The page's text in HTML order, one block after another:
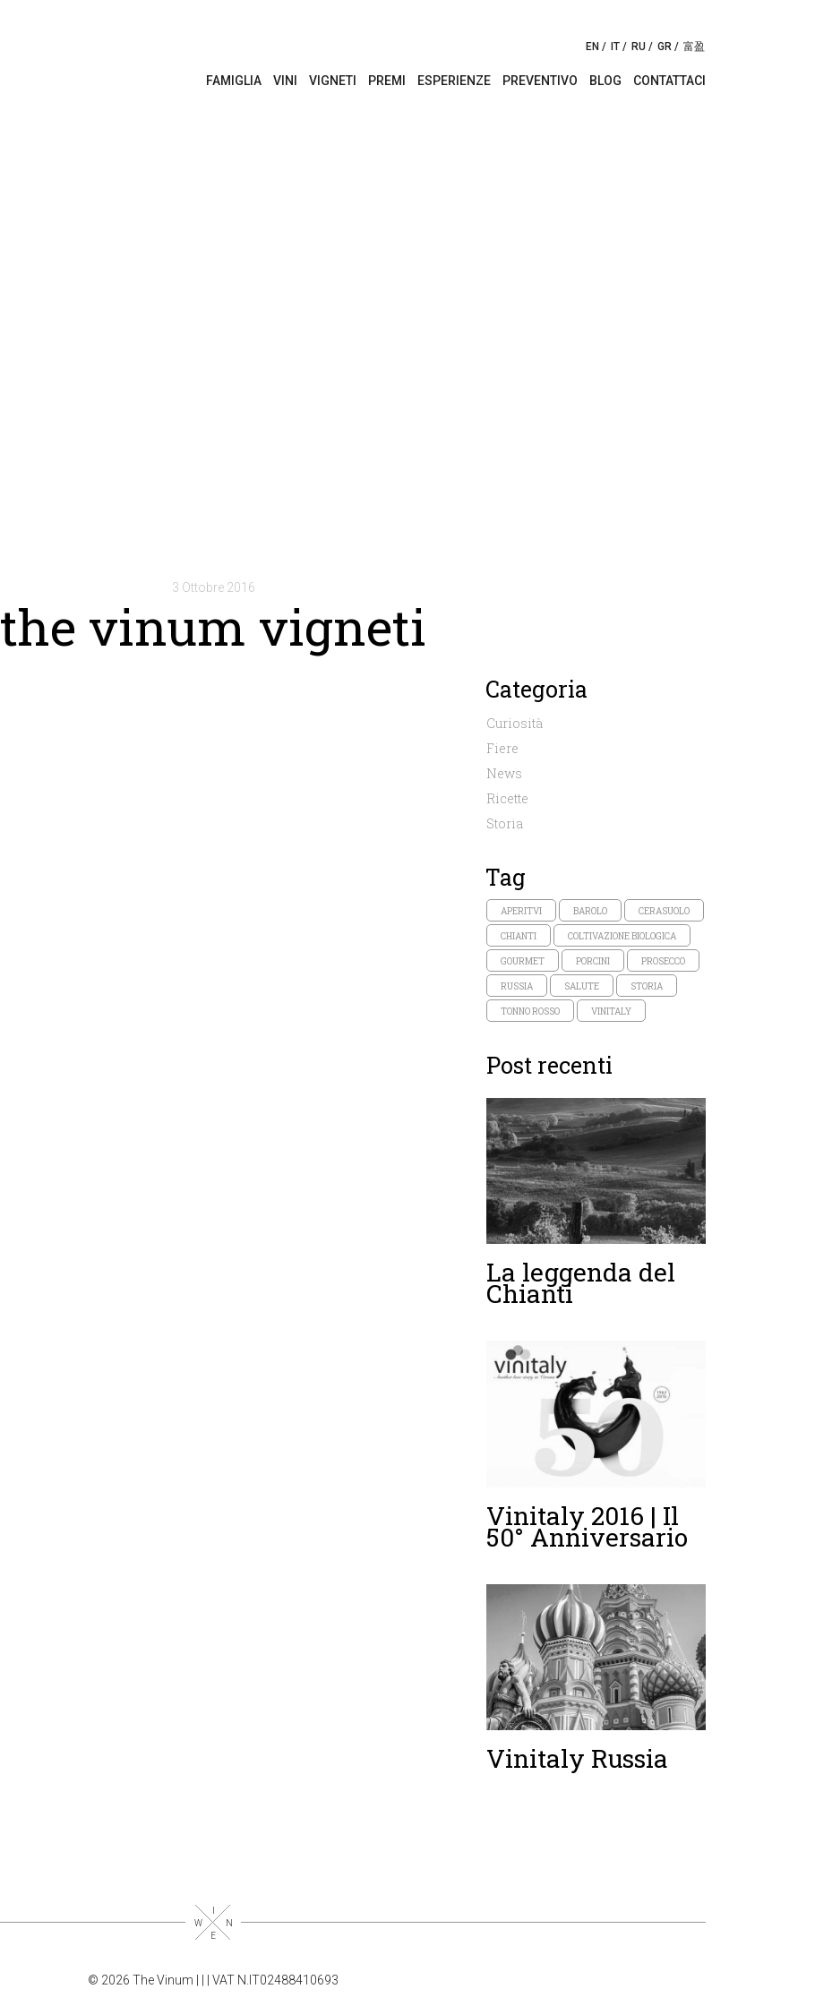
EN IT RU GR 富盈
FAMIGLIA VINI VIGNETI PREMI ESPERIENZE PREVENTIVO BLOG CONTATTACI
3 Ottobre 2016
the vinum vigneti
Categoria
Curiosità
Fiere
News
Ricette
Storia
Tag
APERITVI BAROLO CERASUOLO
CHIANTI COLTIVAZIONE BIOLOGICA
GOURMET PORCINI PROSECCO
RUSSIA SALUTE STORIA
TONNO ROSSO VINITALY
Post recenti
La leggenda del
Chianti
Vinitaly 2016 | Il
50° Anniversario
Vinitaly Russia
© 2026 The Vinum | | VAT N.IT02488410693